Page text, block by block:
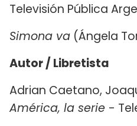
Televisión Pública
Simona va (Ángela
Autor / Libretista
Adrian Caetano,
América, la serie -